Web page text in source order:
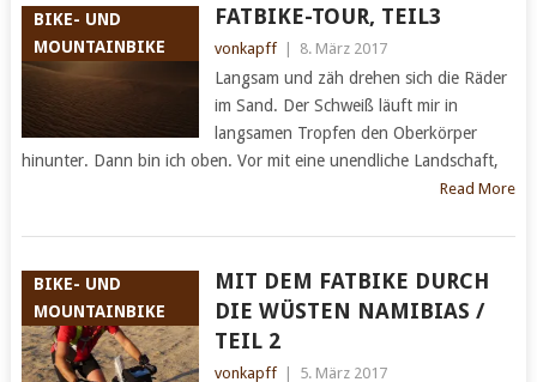
BIKE- UND
MOUNTAINBIKE
FATBIKE-TOUR, TEIL3
vonkapff 8. März 2017
Langsam und zäh drehen sich die Räder
im Sand. Der Schweiß läuft mir in
langsamen Tropfen den Oberkörper
hinunter. Dann bin ich oben. Vor mit eine unendliche Landschaft,
Read More
BIKE- UND
MOUNTAINBIKE
MIT DEM FATBIKE DURCH
DIE WÜSTEN NAMIBIAS /
TEIL 2
vonkapff 5. März 2017